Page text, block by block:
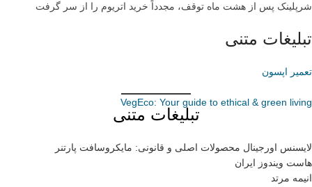
شرپلینک پس از هشت ماه توقف، مجدداً خرید اتریوم را از سر گرفت
تبلیغات متنی
تعمیر اپسون
VegEco: Your guide to ethical & green living
تبلیغات متنی
لایسنس اورجینال محصولات اصلی و قانونی: مایکروسافت پارتنر
هاست ویندوز ایران
انیمه مرتد